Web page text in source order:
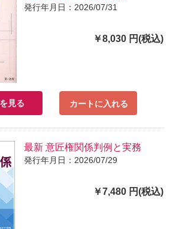
発行年月日：2026/07/31
￥8,030 円(税込)
見る カートに入れる
最新 意匠権関係判例と実務
発行年月日：2026/07/29
￥7,480 円(税込)